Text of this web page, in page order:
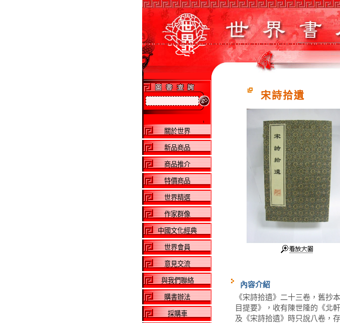
關於世界
新品商品
商品推介
特價商品
世界精選
作家群像
中國文化經典
世界會員
意見交流
與我們聯絡
購書辦法
採購車
宋詩拾遺
內容介紹
《宋詩拾遺》二十三卷，舊抄
目提要》，收有陳世隆的《北
及《宋詩拾遺》時只說八卷，